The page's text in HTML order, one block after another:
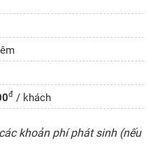
đ / khách
khoản phí phát sinh (nếu